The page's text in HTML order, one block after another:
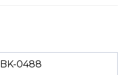
BK-0488